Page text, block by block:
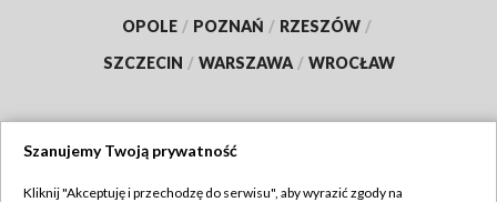
OPOLE / POZNAŃ / RZESZÓW /
SZCZECIN / WARSZAWA / WROCŁAW
Szanujemy Twoją prywatność
Kliknij "Akceptuję i przechodzę do serwisu", aby wyrazić zgody na